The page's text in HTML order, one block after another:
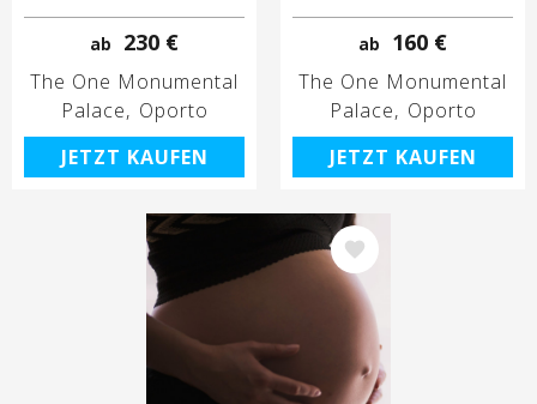
ab 230 €
The One Monumental
Palace
Oporto
JETZT KAUFEN
ab 160 €
The One Monumental
Palace
Oporto
JETZT KAUFEN
Bild